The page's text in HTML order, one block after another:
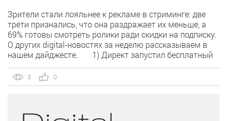
Зрители стали лояльнее к рекламе в стриминге: две
трети признались, что она раздражает их меньше, а
69% готовы смотреть ролики ради скидки на подписку.
О других digital-новостях за неделю рассказываем в
нашем дайджесте. 1) Директ запустил бесплатный
встроенный динамический коллтрекинг — без доплат и
интеграций со сторонними сервисами. […]
3 0